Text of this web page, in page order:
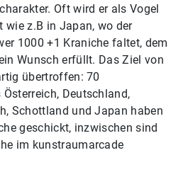
Oft wird er als Vogel
wie z.B in Japan, wo der
1000 +1 Kraniche faltet, dem
Wunsch erfüllt. Das Ziel von
übertroffen: 70
Deutschland,
Schottland und Japan haben
geschickt, inzwischen sind
im kunstraumarcade